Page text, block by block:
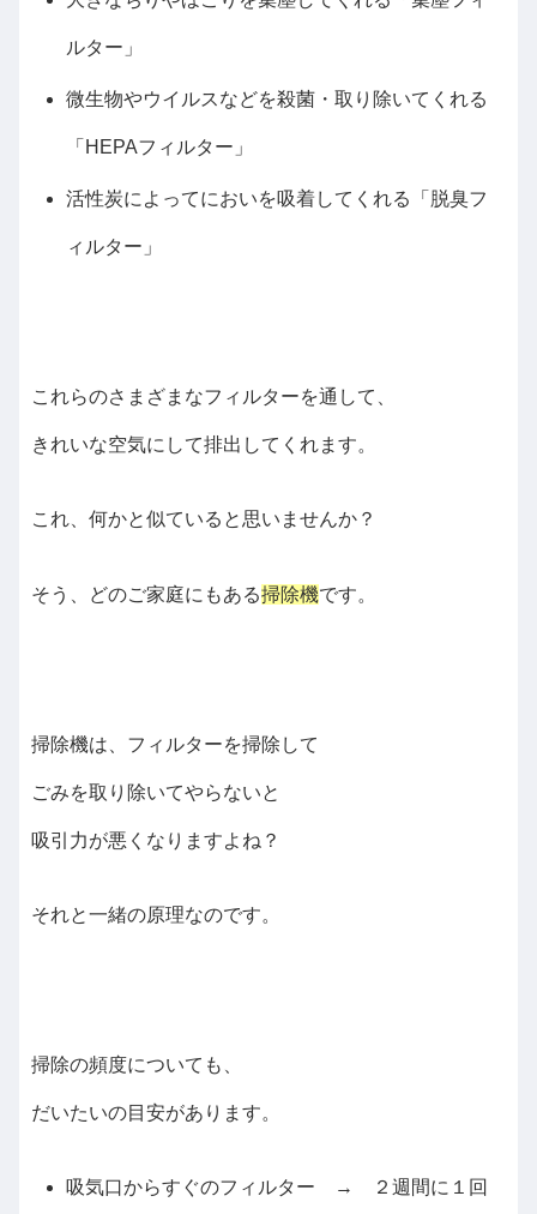
ルター」
微生物やウイルスなどを殺菌・取り除いてくれる
「HEPAフィルター」
活性炭によってにおいを吸着してくれる「脱臭フ
ィルター」
これらのさまざまなフィルターを通して、
きれいな空気にして排出してくれます。
これ、何かと似ていると思いませんか？
そう、どのご家庭にもある掃除機です。
掃除機は、フィルターを掃除して
ごみを取り除いてやらないと
吸引力が悪くなりますよね？
それと一緒の原理なのです。
掃除の頻度についても、
だいたいの目安があります。
吸気口からすぐのフィルター → ２週間に１回